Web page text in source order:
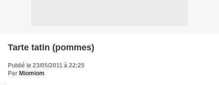
Tarte tatin (pommes)
Publié le 23/05/2011 à 22:25
Par Miomiom